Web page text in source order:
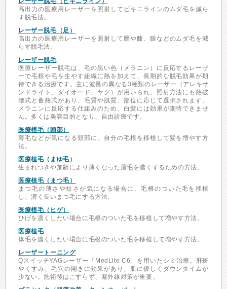
高出力の医療用レーザーを照射してビキニラインのムダ毛を減ら
す脱毛法。
レーザー脱毛（足）
高出力の医療用レーザーを照射して脛や膝、腿などのムダ毛を減
らす脱毛法。
レーザー脱毛
医療レーザー脱毛は、毛の黒い色（メラニン）に反応するレーザ
ーで毛根や毛を生やす組織に熱を加えて、長期的な脱毛効果が期
待できる治療です。主に波長の異なる3種類のレーザー（アレキサ
ンドライト、ダイオード、ヤグ）が用いられ、照射方法にも熱破
壊式と蓄熱式があり、毛質や肌質、部位に応じて選択されます。
メラニンに反応する仕組みのため、白髪には効果が期待できませ
ん。多くは美容目的となり、自由診療です。
医療植毛（頭部）
薄毛などが気になる頭部に、自分の毛根を移植して髪を増やす方
法。
医療植毛（まゆ毛）
生まれつきや加齢により薄くなった眉毛を濃くするための方法。
医療植毛（まつ毛）
まつ毛の薄さや短さが気になる場合に、毛根のついた毛を移植
し、濃く長いまつ毛にする方法。
医療植毛（ヒゲ）
ひげを濃くしたい場合に毛根のついた毛を移植して増やす方法。
医療植毛
体毛を濃くしたい場合に毛根のついた毛を移植して増やす方法。
レーザートーニング
QスイッチYAGレーザー「MedLite C6」を用いたシミ治療。肝斑
やくすみ、毛穴の開きに効果があり、肌に優しくダウンタイムが
少ない。施術後はこすらず、紫外線対策が重要。